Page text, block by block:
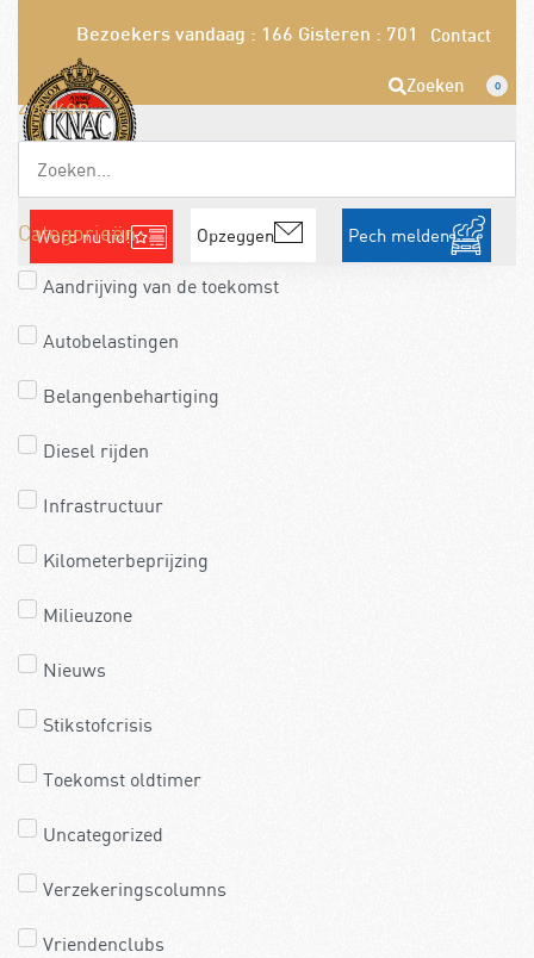
Bezoekers vandaag : 166 Gisteren : 701 Contact
Zoeken 0
Word nu lid! Opzeggen Pech melden
Zoeken...
Categorieën
Aandrijving van de toekomst
Autobelastingen
Belangenbehartiging
Diesel rijden
Infrastructuur
Kilometerbeprijzing
Milieuzone
Nieuws
Stikstofcrisis
Toekomst oldtimer
Uncategorized
Verzekeringscolumns
Vriendenclubs